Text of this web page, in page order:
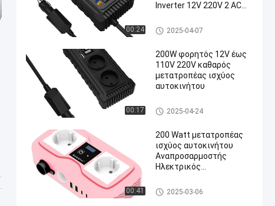
00:24
Inverter 12V 220V 2 AC
Inverter
αναστροφέας αυτοκινήτων
2025-04-07
00:17
200W φορητός 12V έως
110V 220V καθαρός
μετατροπέας ισχύος
αυτοκινήτου
αναστροφέας αυτοκινήτων
2025-04-24
00:41
200 Watt μετατροπέας
ισχύος αυτοκινήτου
Αναπροσαρμοστής
Ηλεκτρικός
πολυλειτουργία
φορτηγών
αναστροφέας αυτοκινήτων
2025-03-06